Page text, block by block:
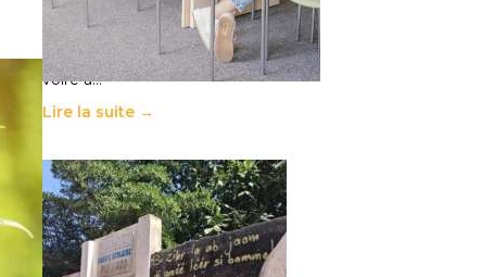
en lumière l’amplification d’un
système qui relègue l’acte
pédagogique au superfétatoire,
voire à…
Lire la suite →